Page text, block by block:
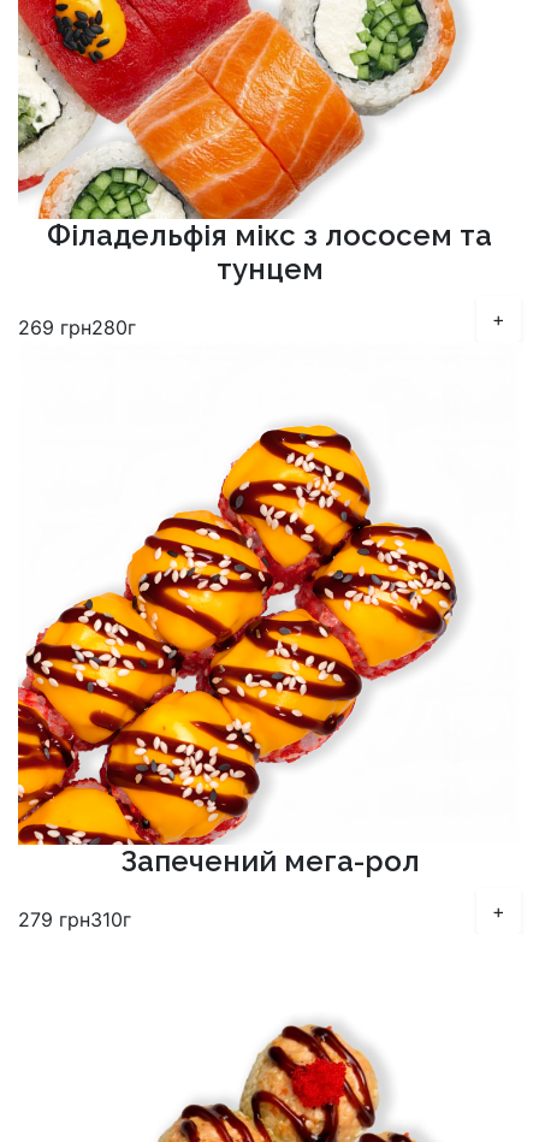
Філадельфія мікс з лососем та
тунцем
269 грн280г +
Запечений мега-рол
279 грн310г +